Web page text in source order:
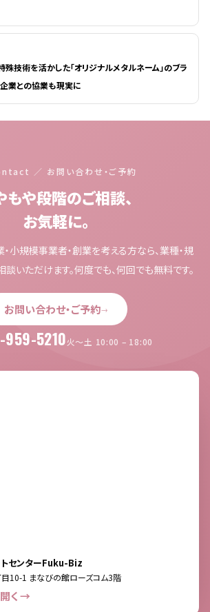
殊技術を活かした「オリジナルメタルネーム」のブラ
業との協業も現実に
／ お問い合わせ・ご予約
もや段階のご相談、
お気軽に。
小規模事業者・創業を考える方なら、業種・規
いただけます。何度でも、何回でも無料です。
お問い合わせ・ご予約→
5210火〜土 10:00 – 18:00
センターFuku-Biz
10-1 まなびの館ローズコム3階
く →